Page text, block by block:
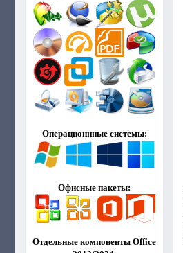
Операционнные системы:
Офисные пакеты:
Отдельные компоненты Office